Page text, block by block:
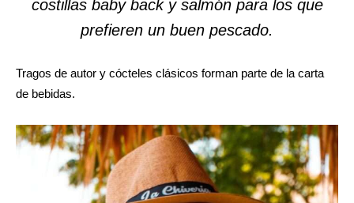
costillas baby backy salmón para los que
prefieren un buen pescado.
Tragos de autor y cócteles clásicos forman parte de la carta
de bebidas.